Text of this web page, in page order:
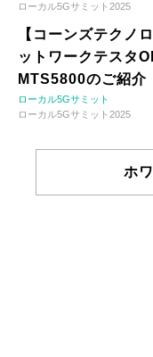
ローカル5Gサミット2025
【コーンズテク
ットワークテスタ
MTS5800のご紹介
ローカル5Gサミット
ローカル5Gサミット2025
ホ